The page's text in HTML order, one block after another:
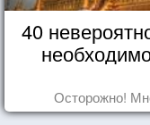
40
Осторожно!